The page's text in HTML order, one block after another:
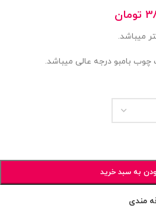
تومان
بامبو درجه عالی میباشد.
به سبد خرید
مندی